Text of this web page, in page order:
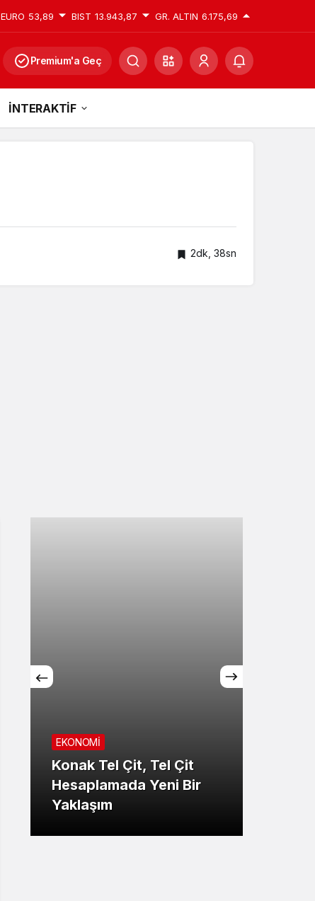
EURO 53,89 BIST 13.943,87 GR. ALTIN 6.175,69
Premium'a Geç
İNTERAKTİF
2dk, 38sn
EKONOMİ
Konak Tel Çit, Tel Çit
Hesaplamada Yeni Bir
Yaklaşım